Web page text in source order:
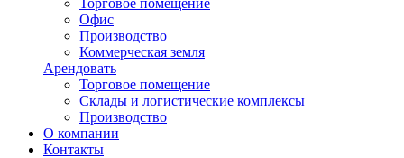
Торговое помещение
Офис
Производство
Коммерческая земля
Арендовать
Торговое помещение
Склады и логистические комплексы
Производство
О компании
Контакты